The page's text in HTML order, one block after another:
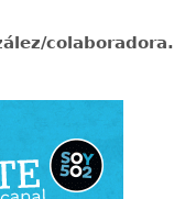
colaboradora.